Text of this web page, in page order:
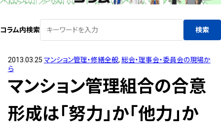
コラム内検索 検索
2013.03.25 マンション管理・修繕全般, 総会・理事会・委員会の現場か
ら
マンション管理組合の合意
形成は｢努力｣か｢他力｣か
サービス一覧
管理組合運営
メルの理事会アドバイザー »
新人管理士顧問サービス